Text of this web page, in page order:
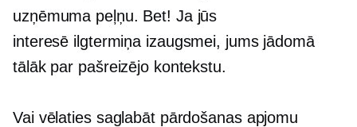
uzņēmuma peļņu. Bet! Ja jūs
interesē ilgtermiņa izaugsmei, jums jādomā
tālāk par pašreizējo kontekstu.
Vai vēlaties saglabāt pārdošanas apjomu